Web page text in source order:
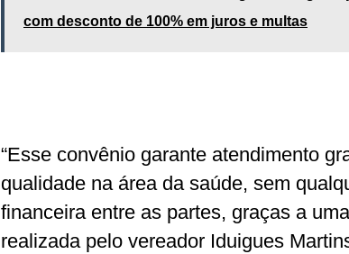
com desconto de 100% em juros e multas
“Esse convênio garante atendimento
qualidade na área da saúde, sem
financeira entre as partes, graças a
realizada pelo vereador Iduigues